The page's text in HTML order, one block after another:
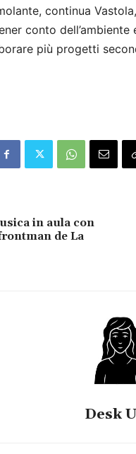
continua
conto
più progetti
in aula con
de La
Desk